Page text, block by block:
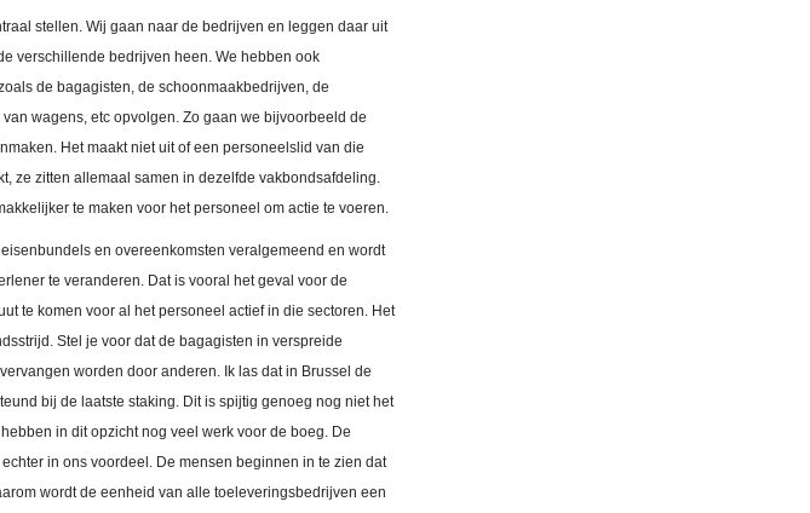
stellen. Wij gaan naar de bedrijven en leggen daar uit
verschillende bedrijven heen. We hebben ook
de bagagisten, de schoonmaakbedrijven, de
wagens, etc opvolgen. Zo gaan we bijvoorbeeld de
Het maakt niet uit of een personeelslid van die
ze zitten allemaal samen in dezelfde vakbondsafdeling.
te maken voor het personeel om actie te voeren.
en overeenkomsten veralgemeend en wordt
te veranderen. Dat is vooral het geval voor de
te komen voor al het personeel actief in die sectoren. Het
Stel je voor dat de bagagisten in verspreide
worden door anderen. Ik las dat in Brussel de
bij de laatste staking. Dit is spijtig genoeg nog niet het
in dit opzicht nog veel werk voor de boeg. De
in ons voordeel. De mensen beginnen in te zien dat
wordt de eenheid van alle toeleveringsbedrijven een